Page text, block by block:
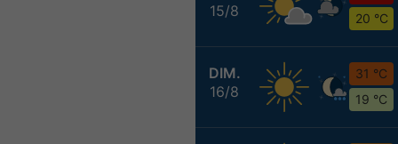
15/8
20 °C
DIM.
16/8
31 °C
19 °C